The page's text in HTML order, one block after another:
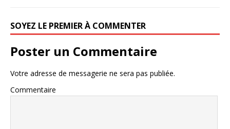
SOYEZ LE PREMIER À COMMENTER
Poster un Commentaire
Votre adresse de messagerie ne sera pas publiée.
Commentaire